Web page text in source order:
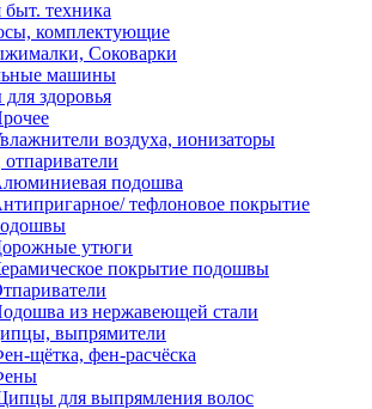
техника
комплектующие
Соковарки
машины
здоровья
воздуха, ионизаторы
подошва
тефлоновое покрытие
утюги
покрытие подошвы
из нержавеющей стали
выпрямители
щётка, фен-расчёска
для выпрямления волос